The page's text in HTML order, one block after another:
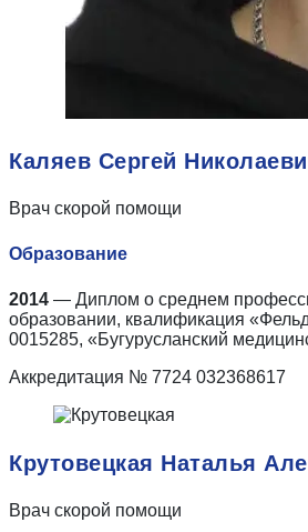
Каляев Сергей
Врач скорой помощи
Образование
2014 — Диплом о среднем
образовании, квалификация
0015285, «Бугурусланский
Аккредитация № 7724 032368617
Крутовецкая Наталья
Врач скорой помощи